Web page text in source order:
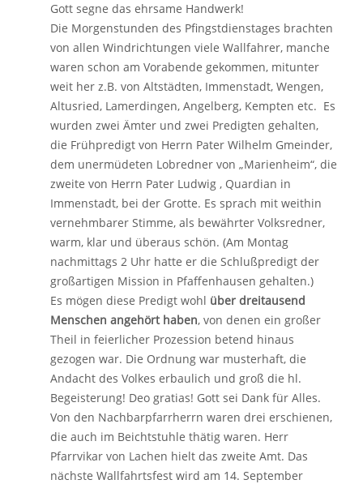
Gott segne das ehrsame Handwerk!
Die Morgenstunden des Pfingstdienstages brachten
von allen Windrichtungen viele Wallfahrer, manche
waren schon am Vorabende gekommen, mitunter
weit her z.B. von Altstädten, Immenstadt, Wengen,
Altusried, Lamerdingen, Angelberg, Kempten etc. Es
wurden zwei Ämter und zwei Predigten gehalten,
die Frühpredigt von Herrn Pater Wilhelm Gmeinder,
dem unermüdeten Lobredner von „Marienheim“, die
zweite von Herrn Pater Ludwig , Quardian in
Immenstadt, bei der Grotte. Es sprach mit weithin
vernehmbarer Stimme, als bewährter Volksredner,
warm, klar und überaus schön. (Am Montag
nachmittags 2 Uhr hatte er die Schlußpredigt der
großartigen Mission in Pfaffenhausen gehalten.)
Es mögen diese Predigt wohl über dreitausend
Menschen angehört haben, von denen ein großer
Theil in feierlicher Prozession betend hinaus
gezogen war. Die Ordnung war musterhaft, die
Andacht des Volkes erbaulich und groß die hl.
Begeisterung! Deo gratias! Gott sei Dank für Alles.
Von den Nachbarpfarrherrn waren drei erschienen,
die auch im Beichtstuhle thätig waren. Herr
Pfarrvikar von Lachen hielt das zweite Amt. Das
nächste Wallfahrtsfest wird am 14. September